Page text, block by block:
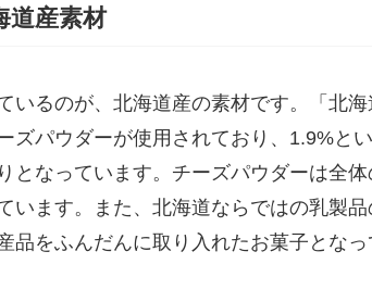
道産素材
いるのが、北海道産の素材です。「北
ズパウダーが使用されており、1.9%と
となっています。チーズパウダーは全
います。また、北海道ならではの乳製
品をふんだんに取り入れたお菓子となっ